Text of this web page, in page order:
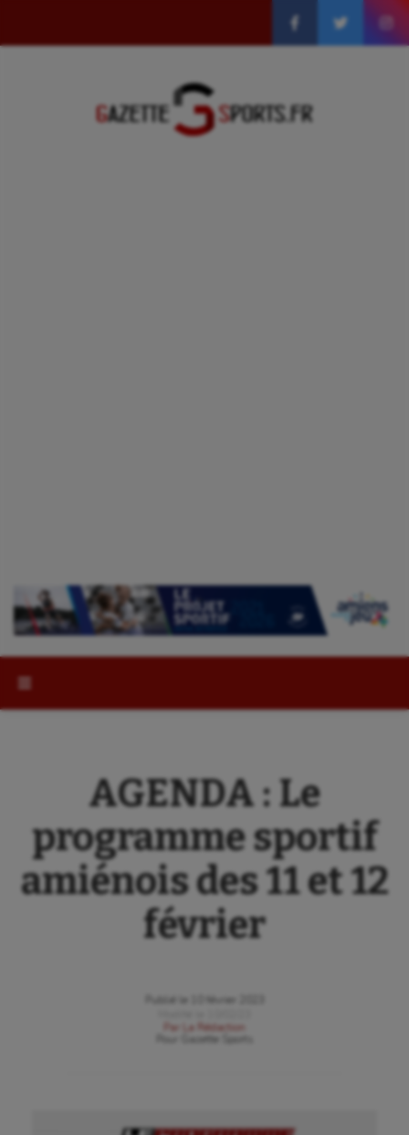
AGENDA : Le
programme sportif
amiénois des 11 et 12
février
Publié le
10 février 2023
Par
La Rédaction
Gazette Sports